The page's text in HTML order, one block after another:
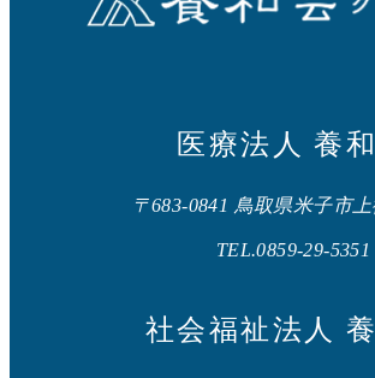
医療法人 養
〒683-0841 鳥取県米子市
TEL.0859-29-5351
社会福祉法人